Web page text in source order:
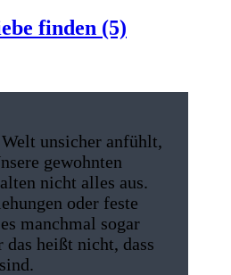
finden (5)
unsicher anfühlt,
gewohnten
nicht alles aus.
oder feste
manchmal sogar
das heißt nicht, dass